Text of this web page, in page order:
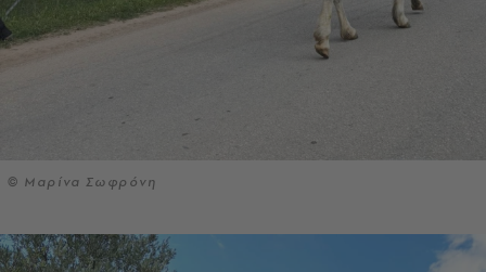
© Μαρίνα Σωφρόνη